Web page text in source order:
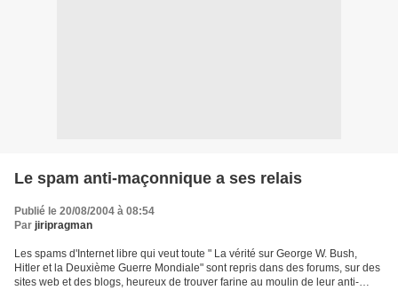
Le spam anti-maçonnique a ses relais
Publié le 20/08/2004 à 08:54
Par jiripragman
Les spams d'Internet libre qui veut toute " La vérité sur George W. Bush,
Hitler et la Deuxième Guerre Mondiale" sont repris dans des forums, sur des
sites web et des blogs, heureux de trouver farine au moulin de leur anti-